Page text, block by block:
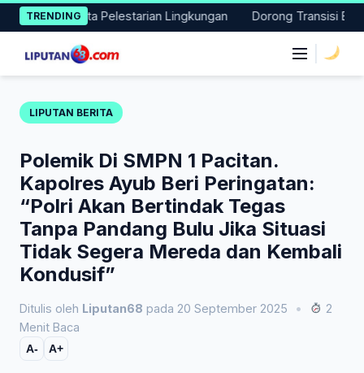
Skip
to
content
TRENDING
Nyata Pelestarian Lingkungan Dorong Transisi Energi di
LIPUTAN BERITA
Polemik Di SMPN 1 Pacitan.
Kapolres Ayub Beri Peringatan:
“Polri Akan Bertindak Tegas
Tanpa Pandang Bulu Jika Situasi
Tidak Segera Mereda dan Kembali
Kondusif”
Ditulis oleh Liputan68 pada 20 September 2025 •
2
Menit Baca
A- A+